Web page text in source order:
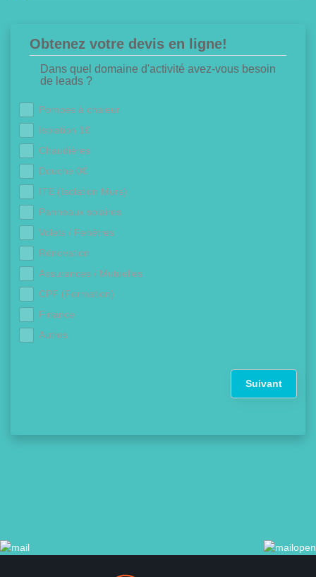
Obtenez votre devis en ligne!
Dans quel domaine d'activité avez-vous besoin
de leads ?
Pompes à chaleur
Isolation 1€
Chaudières
Douche 0€
ITE (Isolation Murs)
Panneaux solaires
Volets / Fenêtres
Rénovation
Assurances / Mutuelles
CPF (Formation)
Finance
Autres
Suivant